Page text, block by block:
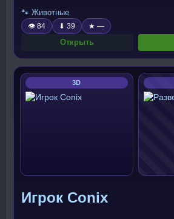
🐾 Животные
👁 84 ⬇ 39 ★ —
Открыть
3D
Игрок Conix